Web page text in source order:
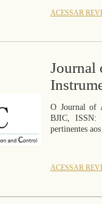
ACESSAR
Journal
O Journal of
BJIC,ISSN:
pertinentes
ACESSAR